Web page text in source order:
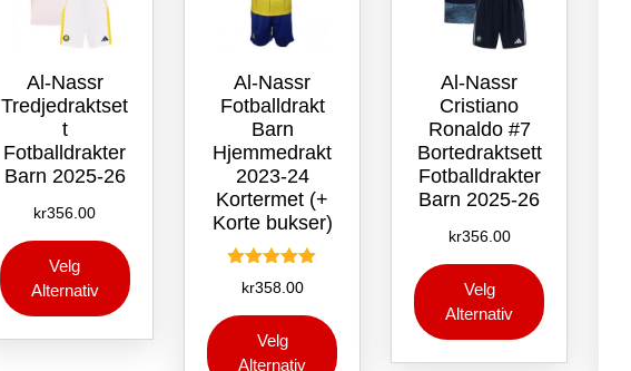
Al-Nassr
Tredjedraktset
t
Fotballdrakter
Barn 2025-26
kr356.00
Velg
Alternativ
produktet
har
varianter.
Al-Nassr
Fotballdrakt
Barn
Hjemmedrakt
2023-24
Kortermet (+
Korte bukser)
Vurdert
5.00
av 5
kr358.00
Velg
Alternativ
produktet
Al-Nassr
Cristiano
Ronaldo #7
Bortedraktsett
Fotballdrakter
Barn 2025-26
kr356.00
Velg
Alternativ
produktet
har
varianter.